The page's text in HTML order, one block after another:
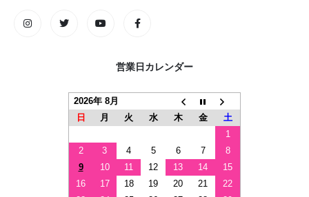
営業日カレンダー
2026年 8月
日
月 火 水 木 金
土
1
2
3 4 5 6 7
8
9
10 11 12 13 14
15
16
17 18 19 20 21
22